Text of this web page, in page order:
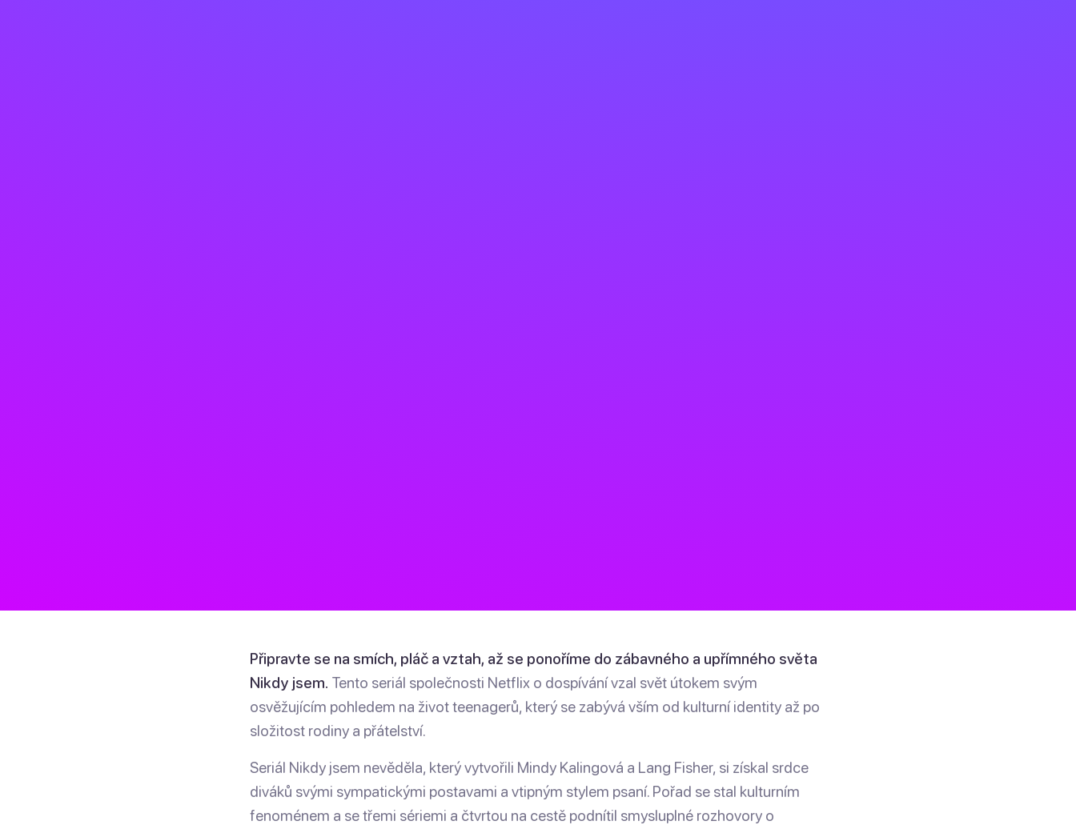
Připravte se na smích, pláč a vztah, až se ponoříme do zábavného a upřímného světa
Nikdy jsem. Tento seriál společnosti Netflix o dospívání vzal svět útokem svým
osvěžujícím pohledem na život teenagerů, který se zabývá vším od kulturní identity až po
složitost rodiny a přátelství.
Seriál Nikdy jsem nevěděla, který vytvořili Mindy Kalingová a Lang Fisher, si získal srdce
diváků svými sympatickými postavami a vtipným stylem psaní. Pořad se stal kulturním
fenoménem a se třemi sériemi a čtvrtou na cestě podnítil smysluplné rozhovory o